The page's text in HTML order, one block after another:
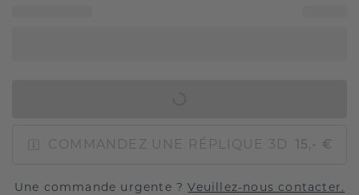
COMMANDEZ UNE RÉPLIQUE 3D 15,- €
Une commande urgente ?Veuillez-nous contacter.